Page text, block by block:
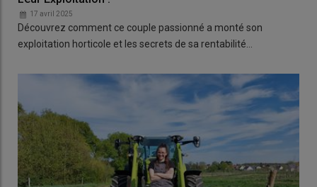
17 avril 2025
Découvrez comment ce couple passionné a monté son
exploitation horticole et les secrets de sa rentabilité…